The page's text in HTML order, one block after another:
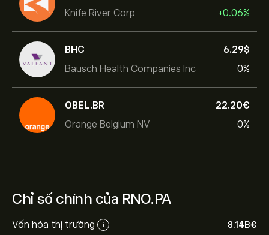
Knife River Corp
+0.06%
BHC
Bausch Health Companies Inc
6.29‎$‎
0%
OBEL.BR
Orange Belgium NV
22.20‎€‎
0%
Chỉ số chính của RNO.PA
Vốn hóa thị trường i 8.14B‎€‎